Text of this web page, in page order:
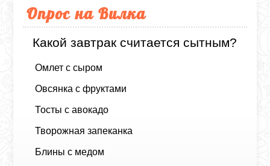
Опрос на Вилка
Какой завтрак считается сытным?
Омлет с сыром
Овсянка с фруктами
Тосты с авокадо
Творожная запеканка
Блины с медом